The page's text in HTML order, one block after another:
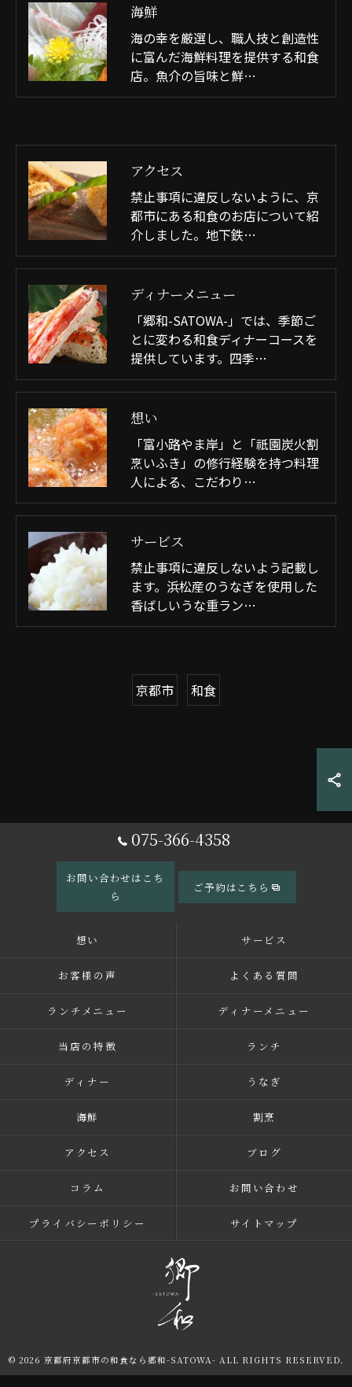
海鮮
海の幸を厳選し、職人技と創造性
に富んだ海鮮料理を提供する和食
店。魚介の旨味と鮮…
アクセス
禁止事項に違反しないように、京
都市にある和食のお店について紹
介しました。地下鉄…
ディナーメニュー
「郷和-SATOWA-」では、季節ご
とに変わる和食ディナーコースを
提供しています。四季…
想い
「富小路やま岸」と「祇園炭火割
烹いふき」の修行経験を持つ料理
人による、こだわり…
サービス
禁止事項に違反しないよう記載し
ます。浜松産のうなぎを使用した
香ばしいうな重ラン…
京都市 和食
075-366-4358
お問い合わせはこち
ら
ご予約はこちら
想い サービス
お客様の声 よくある質問
ランチメニュー ディナーメニュー
当店の特徴 ランチ
ディナー うなぎ
海鮮 割烹
アクセス ブログ
コラム お問い合わせ
プライバシーポリシー サイトマップ
© 2026 京都府京都市の和食なら郷和-SATOWA- ALL RIGHTS RESERVED.